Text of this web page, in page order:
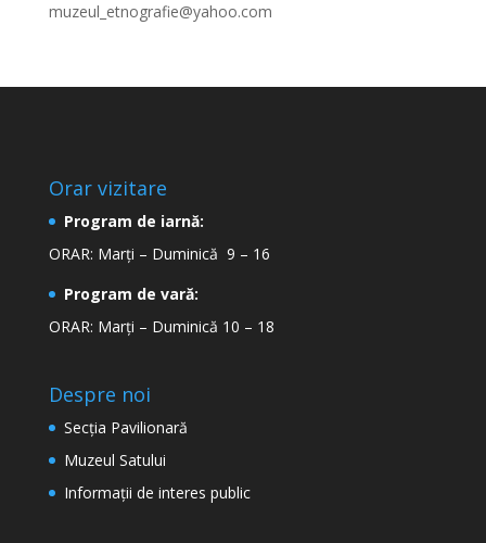
muzeul_etnografie@yahoo.com
Orar vizitare
Program de iarnă:
ORAR: Marți – Duminică 9 – 16
Program de vară:
ORAR: Marți – Duminică 10 – 18
Despre noi
Secţia Pavilionară
Muzeul Satului
Informaţii de interes public